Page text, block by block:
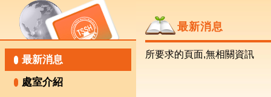
最新消息
處室介紹
最新消息
所要求的頁面,無相關資訊